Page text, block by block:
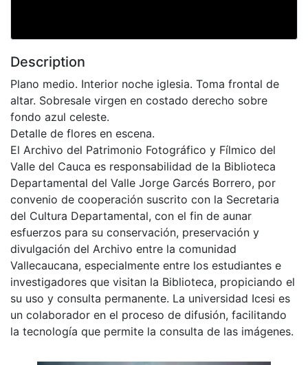
Description
Plano medio. Interior noche iglesia. Toma frontal de
altar. Sobresale virgen en costado derecho sobre
fondo azul celeste.
Detalle de flores en escena.
El Archivo del Patrimonio Fotográfico y Fílmico del
Valle del Cauca es responsabilidad de la Biblioteca
Departamental del Valle Jorge Garcés Borrero, por
convenio de cooperación suscrito con la Secretaria
del Cultura Departamental, con el fin de aunar
esfuerzos para su conservación, preservación y
divulgación del Archivo entre la comunidad
Vallecaucana, especialmente entre los estudiantes e
investigadores que visitan la Biblioteca, propiciando el
su uso y consulta permanente. La universidad Icesi es
un colaborador en el proceso de difusión, facilitando
la tecnología que permite la consulta de las imágenes.